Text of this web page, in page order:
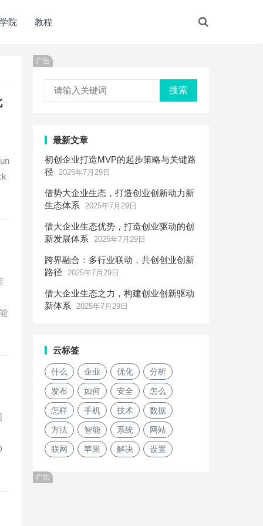
院 教程
广告
搜索
最新文章
初创企业打造MVP的起步策略与关键路
径
2025年7月29日
借势大企业生态，打造创业创新动力新
生态体系
2025年7月29日
借大企业生态优势，打造创业驱动的创
新发展体系
2025年7月29日
跨界融合：多行业联动，共创创业创新
路径
2025年7月29日
借大企业生态之力，构建创业创新驱动
新体系
2025年7月29日
云标签
什么 企业 优化 分析
发布 如何 安全 怎么
怎样 手机 技术 数据
方法 智能 系统 网站
联网 苹果 解决 设置
广告